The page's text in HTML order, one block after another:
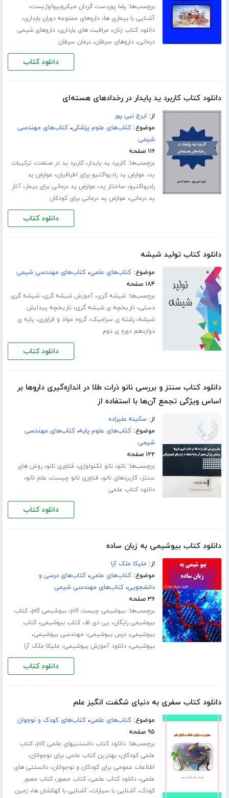
برچسب‌ها:رضا پوردست گردان میکروبیولوژیست،
آشنایی با بیماری ها،داروهای ممنوعه دوران بارداری،
دانلود کتاب زنان، مراقبت های بارداری،داروهای شیمی
درمانی،داروهای سرطان،درمان سرطان
دانلود کتاب
دانلود کتاب کاربرد ید پایدار در رخدادهای هسته‌ای
از: ایرج نبی پور
موضوع:کتاب‌های علوم پزشکی،کتاب‌های مهندسی
شیمی
۱۱۶ صفحه
برچسب‌ها:کاربرد ید پایدار،کاربرد ید در صنعت، ترکیبات
ید، عوارض ید رادیواکتیو برای اطرافیان، عوارض ید
رادیواکتیو، ساختار ید، عوارض ید درمانی برای بیمار،آثار
ید درمانی، عوارض ید درمانی برای کودکان
دانلود کتاب
دانلود کتاب تولید شیشه
موضوع:کتاب‌های علمی،کتاب‌های مهندسی شیمی
۱۸۴ صفحه
برچسب‌ها:شیشه گری،آموزش شیشه گری،شیشه گری
دستی، تاریخچه ی شیشه گری، تاریخچه پیدایش
شیشه،رشته ی سرامیک،گروه مواد و فراوری، پایه ی
دوازدهم دوره ی دوم
دانلود کتاب
دانلود کتاب سنتز و بررسی نانو ذرات طلا در اندازه‌گیری داروها بر
اساس ویژگی تجمع آن‌ها با استفاده از
از:سکینه علیزاده
موضوع:کتاب‌های علوم پایه،کتاب‌های مهندسی
شیمی
۱۲۲ صفحه
برچسب‌ها:نانو،نانو تکنولوژی، فناوری نانو،روش های
سنتز،کاربردهای نانو، فناوری نانو چیست، علم نانو،
دانلود کتاب علمی
دانلود کتاب
دانلود کتاب بیوشیمی به زبان ساده
از: ملیکا ملک آرا
موضوع:کتاب‌های علمی،کتاب‌های درسی و
دانشجویی،کتاب‌های مهندسی شیمی
۳۶ صفحه
برچسب‌ها:بیوشیمی چیست pdf ،بیوشیمی pdf ،کتاب
بیوشیمی رایگان، پی دی اف کتاب بیوشیمی،کتاب
بیوشیمی،درس بیوشیمی، مهندسی بیوشیمی،
بیوشیمی،دانلود آموزش بیوشیمی، ملیکا ملک آرا
دانلود کتاب
دانلود کتاب سفری به دنیای شگفت انگیز علم
موضوع:کتاب‌های علمی،کتاب‌های کودک و نوجوان
۹۵ صفحه
برچسب‌ها:دانلود کتاب دانستنیهای علمی pdf ،کتاب
علمی کودکان،بهترین کتاب علمی برای نوجوانان،
اطلاعات عمومی برای کودکان و نوجوانان،دانستنی های
علمی،دانلود کتاب علمی،کتاب مصور،کتاب مصور
کودک،آشنایی با سیارات،آشنایی با کهکشان ها، زمین